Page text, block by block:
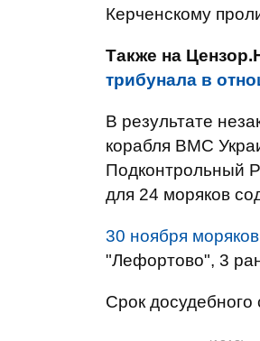
Керченскому
Также на
трибунала в
В результате
корабля ВМС
Подконтрольный
для 24 моряков
30 ноября
"Лефортово", 3
Срок досудебного